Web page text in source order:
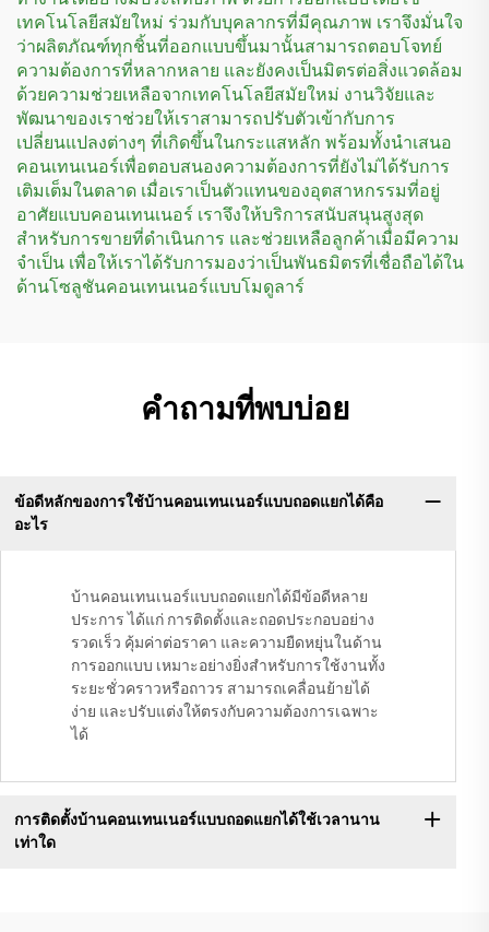
เทคโนโลยีสมัยใหม่ ร่วมกับบุคลากรที่มีคุณภาพ เราจึงมั่นใจ
ว่าผลิตภัณฑ์ทุกชิ้นที่ออกแบบขึ้นมานั้นสามารถตอบโจทย์
ความต้องการที่หลากหลาย และยังคงเป็นมิตรต่อสิ่งแวดล้อม
ด้วยความช่วยเหลือจากเทคโนโลยีสมัยใหม่ งานวิจัยและ
พัฒนาของเราช่วยให้เราสามารถปรับตัวเข้ากับการ
เปลี่ยนแปลงต่างๆ ที่เกิดขึ้นในกระแสหลัก พร้อมทั้งนำเสนอ
คอนเทนเนอร์เพื่อตอบสนองความต้องการที่ยังไม่ได้รับการ
เติมเต็มในตลาด เมื่อเราเป็นตัวแทนของอุตสาหกรรมที่อยู่
อาศัยแบบคอนเทนเนอร์ เราจึงให้บริการสนับสนุนสูงสุด
สำหรับการขายที่ดำเนินการ และช่วยเหลือลูกค้าเมื่อมีความ
จำเป็น เพื่อให้เราได้รับการมองว่าเป็นพันธมิตรที่เชื่อถือได้ใน
ด้านโซลูชันคอนเทนเนอร์แบบโมดูลาร์
คำถามที่พบบ่อย
ข้อดีหลักของการใช้บ้านคอนเทนเนอร์แบบถอดแยกได้คือ
อะไร
บ้านคอนเทนเนอร์แบบถอดแยกได้มีข้อดีหลาย
ประการ ได้แก่ การติดตั้งและถอดประกอบอย่าง
รวดเร็ว คุ้มค่าต่อราคา และความยืดหยุ่นในด้าน
การออกแบบ เหมาะอย่างยิ่งสำหรับการใช้งานทั้ง
ระยะชั่วคราวหรือถาวร สามารถเคลื่อนย้ายได้
ง่าย และปรับแต่งให้ตรงกับความต้องการเฉพาะ
ได้
การติดตั้งบ้านคอนเทนเนอร์แบบถอดแยกได้ใช้เวลานาน
เท่าใด